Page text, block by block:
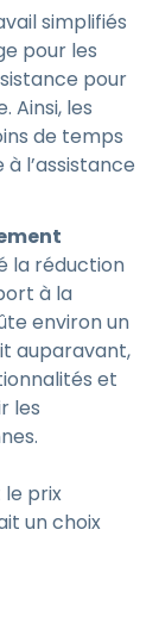
simplifiés
pour les
pour
Ainsi, les
de temps
l’assistance
la réduction
à la
environ un
auparavant,
et
les
le prix
un choix